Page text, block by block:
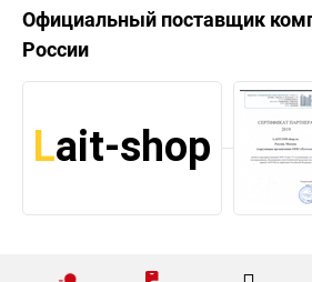
Официальный поставщик
России